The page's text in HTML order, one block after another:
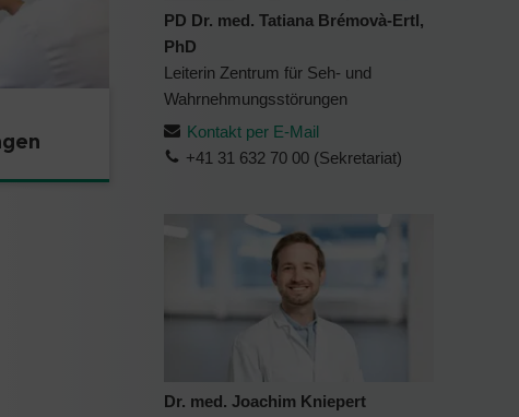
PD Dr. med. Tatiana Brémovà-Ertl,
PhD
Leiterin Zentrum für Seh- und
Wahrnehmungsstörungen
Kontakt per E-Mail
+41 31 632 70 00 (Sekretariat)
Dr. med. Joachim Kniepert